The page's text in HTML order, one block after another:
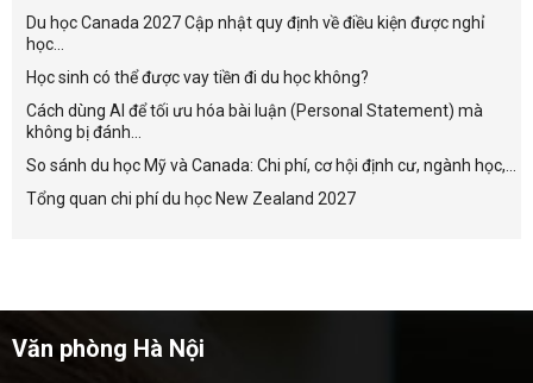
Du học Canada 2027 Cập nhật quy định về điều kiện được nghỉ
học...
Học sinh có thể được vay tiền đi du học không?
Cách dùng AI để tối ưu hóa bài luận (Personal Statement) mà
không bị đánh...
So sánh du học Mỹ và Canada: Chi phí, cơ hội định cư, ngành học,...
Tổng quan chi phí du học New Zealand 2027
Văn phòng Hà Nội